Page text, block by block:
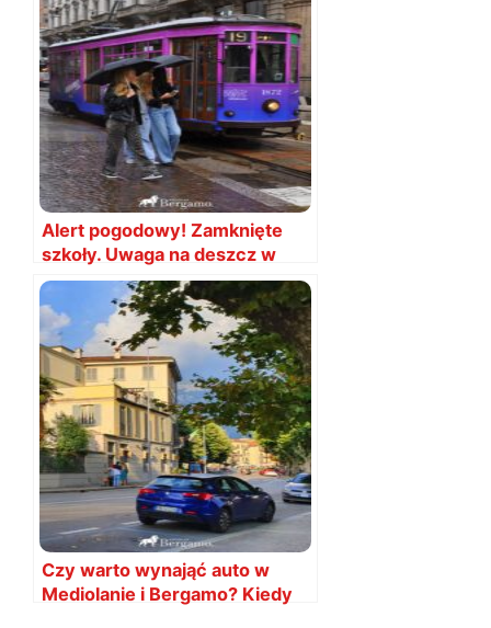
Alert pogodowy! Zamknięte
szkoły. Uwaga na deszcz w
Mediolanie i Bergamo
Czy warto wynająć auto w
Mediolanie i Bergamo? Kiedy